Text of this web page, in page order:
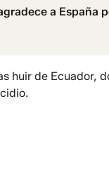
a España
huir de Ecuador,